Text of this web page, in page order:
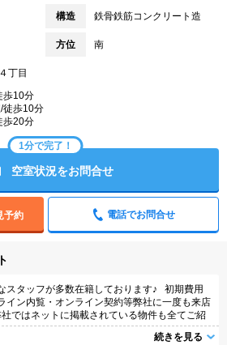
構造 鉄骨鉄筋コンクリート造
方位 南
丁目
歩10分
徒歩10分
歩20分
1分で完了！
空室状況をお問合せ
予約 電話でお問合せ
タッフが多数在籍しております♪ 初期費用
イン内覧・オンライン契約等弊社に一度も来店
ではネットに掲載されている物件も全てご紹
る物件は全て申し付けください★
続きを見る